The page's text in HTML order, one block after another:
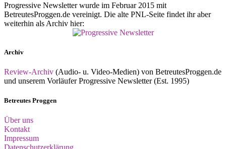
Progressive Newsletter wurde im Februar 2015 mit
BetreutesProggen.de vereinigt. Die alte PNL-Seite findet ihr aber
weiterhin als Archiv hier:
Archiv
Review-Archiv (Audio- u. Video-Medien) von BetreutesProggen.de
und unserem Vorläufer Progressive Newsletter (Est. 1995)
Betreutes Proggen
Über uns
Kontakt
Impressum